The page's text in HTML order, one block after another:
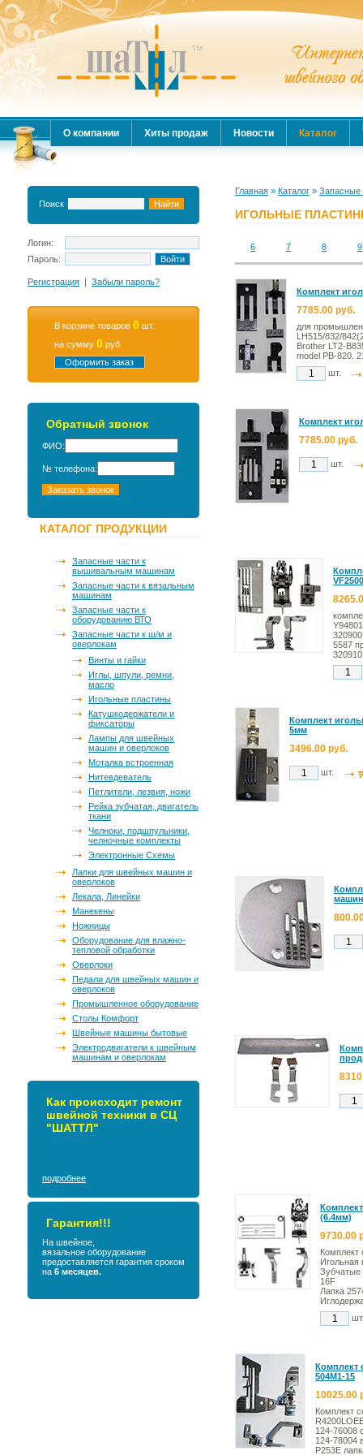
О компании Хиты продаж Новости Каталог
Поиск
Логин:
Пароль:
Регистрация | Забыли пароль?
В корзине товаров 0 шт.
на сумму 0 руб.
Оформить заказ
Обратный звонок
ФИО:
№ телефона:
КАТАЛОГ ПРОДУКЦИИ
Запасные части к
вышивальным машинам
Запасные части к вязальным
машинам
Запасные части к
оборудованию ВТО
Запасные части к ш/м и
оверлокам
Винты и гайки
Иглы, шпули, ремни,
масло
Игольные пластины
Катушкодержатели и
фиксаторы
Лампы для швейных
машин и оверлоков
Моталка встроенная
Нитевдеватель
Петлители, лезвия, ножи
Рейка зубчатая, двигатель
ткани
Челноки, подшпульники,
челночные комплекты
Электронные Схемы
Лапки для швейных машин и
оверлоков
Лекала, Линейки
Манекены
Ножницы
Оборудование для влажно-
тепловой обработки
Оверлоки
Педали для швейных машин и
оверлоков
Промышленное оборудование
Столы Комфорт
Швейные машины бытовые
Электродвигатели к швейным
машинам и оверлокам
Как происходит ремонт
швейной техники в СЦ
"ШАТТЛ"
подробнее
Гарантия!!!
На швейное,
вязальное оборудование
предоставляется гарантия сроком
на 6 месяцев.
Главная » Каталог » Запасные
ИГОЛЬНЫЕ
6 7 8 9
Комплект
7785.00 руб.
для
LH515/832/
Brother LT2-
model PB-820.
шт.
Комплект
7785.00 руб.
шт.
VF2500
5587
Комплект
5мм
3496.00 руб.
шт.
(6.4мм)
9730.00
Комплект
Игольная
Зубчатые
16F
Лапка
Комплект
504M1-15
10025.00
Комплект
124-76008
124-78004
P253E